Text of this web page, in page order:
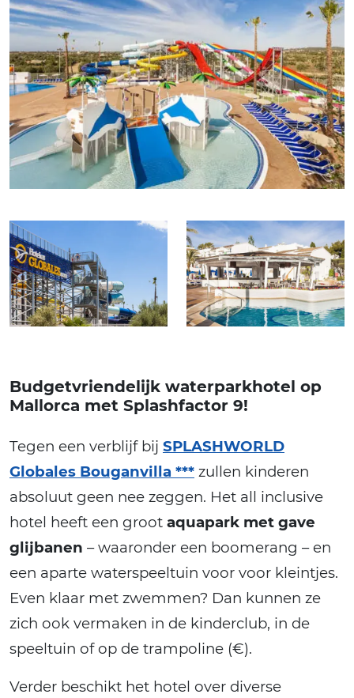
Budgetvriendelijk waterparkhotel op
Mallorca met Splashfactor 9!
Tegen een verblijf bij SPLASHWORLD
Globales Bouganvilla *** zullen kinderen
absoluut geen nee zeggen. Het all inclusive
hotel heeft een groot aquapark met gave
glijbanen – waaronder een boomerang – en
een aparte waterspeeltuin voor voor kleintjes.
Even klaar met zwemmen? Dan kunnen ze
zich ook vermaken in de kinderclub, in de
speeltuin of op de trampoline (€).
Verder beschikt het hotel over diverse